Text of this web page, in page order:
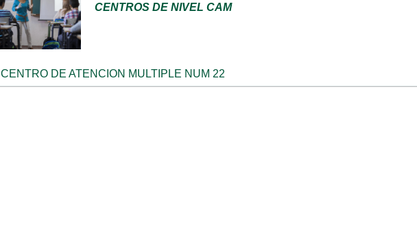
CENTROS DE NIVEL CAM
CENTRO DE ATENCION MULTIPLE NUM 22